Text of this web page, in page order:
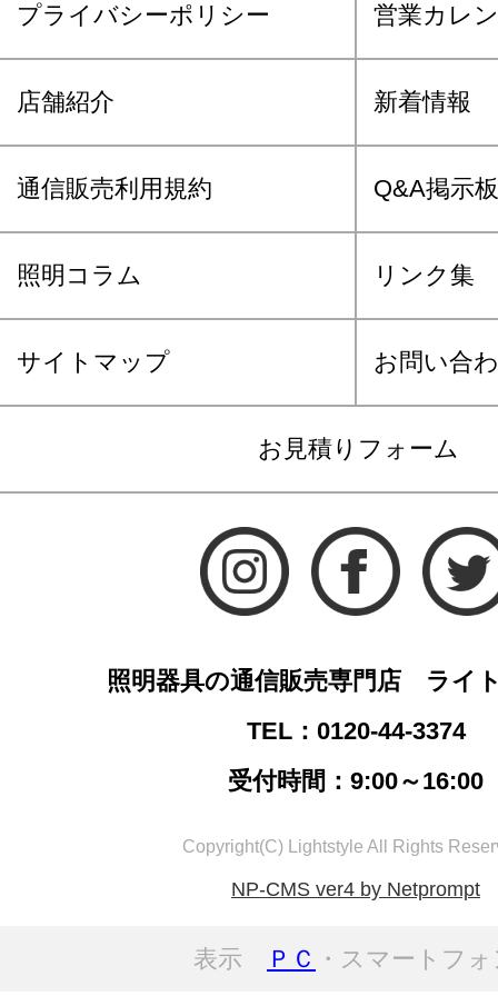
プライバシーポリシー 営業カレ
店舗紹介 新着情報
通信販売利用規約 Q&A掲示板
照明コラム リンク集
サイトマップ お問い合
お見積りフォーム
照明器具の通信販売専門店 ライ
TEL：0120-44-3374
受付時間：9:00～16:00
Copyright(C) Lightstyle All Rights
NP-CMS ver4 by Netprompt
表示 ＰＣ ・スマートフ